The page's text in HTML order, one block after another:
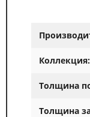
Коллекция:
Толщина
Толщина